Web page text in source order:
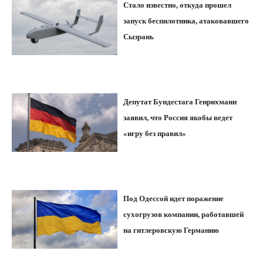
Стало известно, откуда прошел
запуск беспилотника, атаковавшего
Сызрань
Депутат Бундестага Генрихманн
заявил, что Россия якобы ведет
«игру без правил»
Под Одессой идет поражение
сухогрузов компании, работавшей
на гитлеровскую Германию